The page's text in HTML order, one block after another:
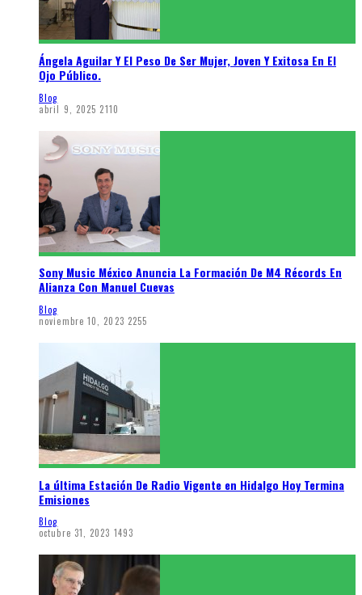
Ángela Aguilar Y El Peso De Ser Mujer, Joven Y Exitosa En El
Ojo Público.
Blog
abril 9, 2025 2110
Sony Music México Anuncia La Formación De M4 Récords En
Alianza Con Manuel Cuevas
Blog
noviembre 10, 2023 2255
La última Estación De Radio Vigente en Hidalgo Hoy Termina
Emisiones
Blog
octubre 31, 2023 1493